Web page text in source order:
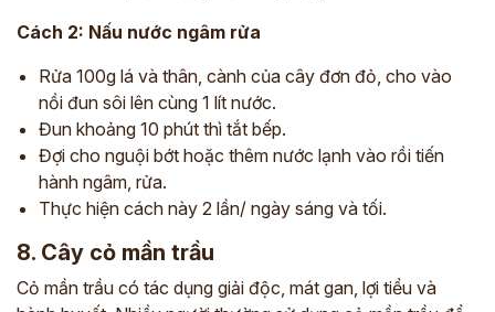
Cách 2: Nấu nước ngâm rửa
Rửa 100g lá và thân, cành của cây đơn đỏ, cho vào
nồi đun sôi lên cùng 1 lít nước.
Đun khoảng 10 phút thì tắt bếp.
Đợi cho nguội bớt hoặc thêm nước lạnh vào rồi tiến
hành ngâm, rửa.
Thực hiện cách này 2 lần/ ngày sáng và tối.
8. Cây cỏ mần trầu
Cỏ mần trầu có tác dụng giải độc, mát gan, lợi tiểu và
ĐĂNG KÝ TƯ VẤN
THĂM KHÁM
CÙNG CHUYÊN GIA Y HỌC CỔ TRUYỀN